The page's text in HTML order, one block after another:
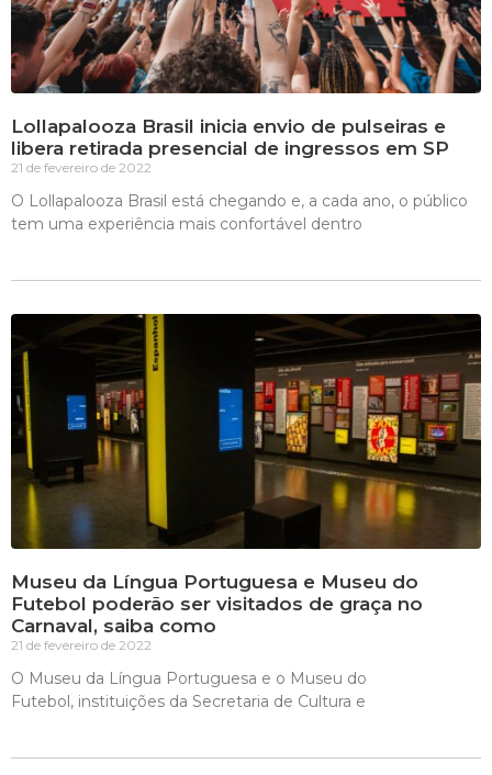
Lollapalooza Brasil inicia envio de pulseiras e
libera retirada presencial de ingressos em SP
21 de fevereiro de 2022
O Lollapalooza Brasil está chegando e, a cada ano, o público
tem uma experiência mais confortável dentro
Museu da Língua Portuguesa e Museu do
Futebol poderão ser visitados de graça no
Carnaval, saiba como
21 de fevereiro de 2022
O Museu da Língua Portuguesa e o Museu do
Futebol, instituições da Secretaria de Cultura e